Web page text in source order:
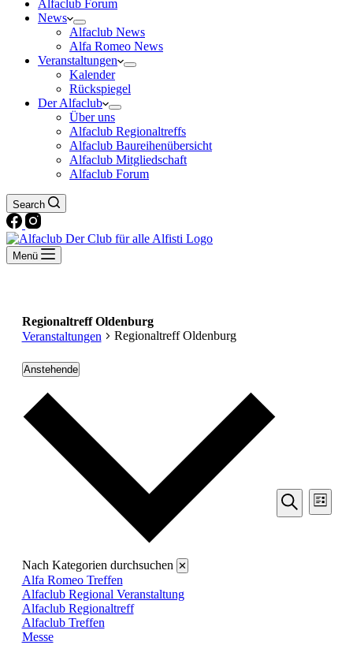
Alfaclub Forum
News
Alfaclub News
Alfa Romeo News
Veranstaltungen
Kalender
Rückspiegel
Der Alfaclub
Über uns
Alfaclub Regionaltreffs
Alfaclub Baureihenübersicht
Alfaclub Mitgliedschaft
Alfaclub Forum
Search
Menü
Regionaltreff Oldenburg
Veranstaltungen
Regionaltreff Oldenburg
Veranstaltungen
Suche
Suche
Liste
Anstehende
wählen.
Nach Kategorien durchsuchen ✕
Alfa Romeo Treffen
Alfaclub Regional Veranstaltung
Alfaclub Regionaltreff
Alfaclub Treffen
Messe